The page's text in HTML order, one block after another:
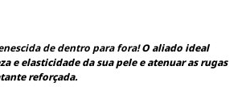
de dentro para fora!O aliado ideal
e elasticidade da sua pele e atenuar as rugas
reforçada.